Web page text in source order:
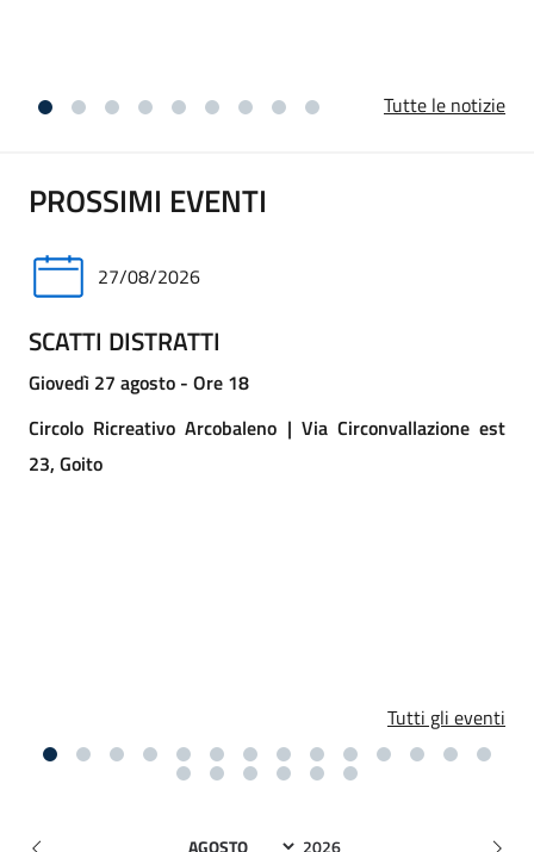
Tutte le notizie
PROSSIMI EVENTI
27/08/2026
SCATTI DISTRATTI
Giovedì 27 agosto - Ore 18
Circolo Ricreativo Arcobaleno | Via Circonvallazione est
23, Goito
Tutti gli eventi